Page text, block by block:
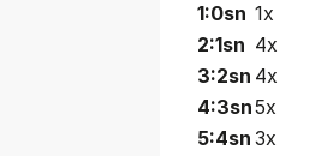
1:0sn 1x
2:1sn 4x
3:2sn 4x
4:3sn5x
5:4sn 3x